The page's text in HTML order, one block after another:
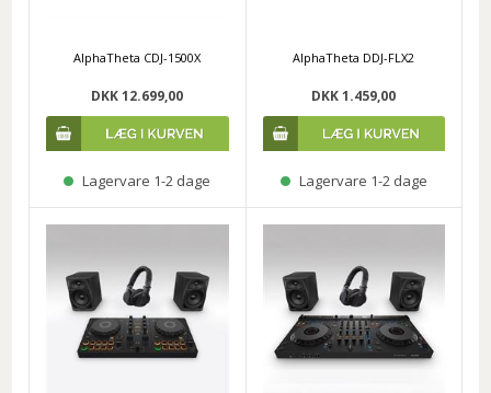
AlphaTheta CDJ-1500X
DKK 12.699,00
Lagervare 1-2 dage
AlphaTheta DDJ-FLX2
DKK 1.459,00
Lagervare 1-2 dage